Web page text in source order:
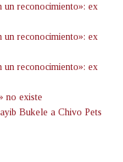
un reconocimiento»: ex
un reconocimiento»: ex
un reconocimiento»: ex
no existe
Bukele a Chivo Pets